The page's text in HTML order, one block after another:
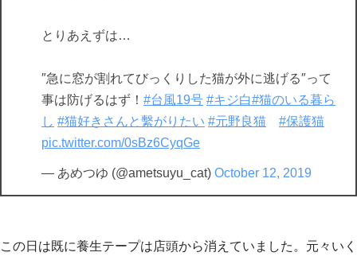
とりあえずは…
″急に窓が割れてびっくりした猫が外に逃げる″って
事は防げるはず！ #台風19号 #キジ白#猫のいる暮ら
し #猫好きさんと繫がりたい #元野良猫
#保護猫
pic.twitter.com/0sBz6CyqGe
— あめつゆ (@ametsuyu_cat) October 12, 2019
この日は既に養生テープは店頭から消えていました。元々いく